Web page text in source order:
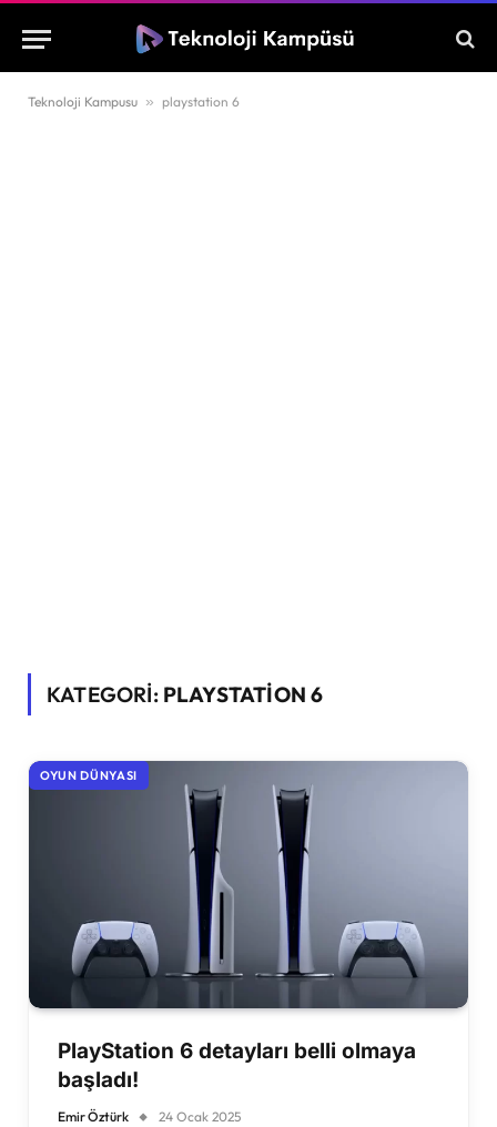
Teknoloji Kampusu » playstation 6
KATEGORİ: PLAYSTATION 6
OYUN DÜNYASI
PlayStation 6 detayları belli olmaya
başladı!
Emir Öztürk 24 Ocak 2025